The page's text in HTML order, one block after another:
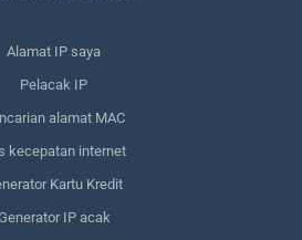
Alamat IP saya
Pelacak IP
alamat MAC
kecepatan internet
Kartu Kredit
IP acak